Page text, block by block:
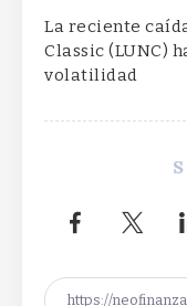
La reciente
Classic (LUNC)
volatilidad